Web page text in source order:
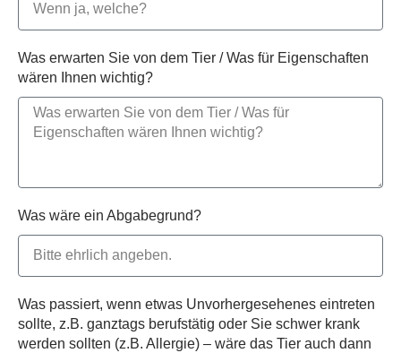
Was erwarten Sie von dem Tier / Was für Eigenschaften
wären Ihnen wichtig?
Was wäre ein Abgabegrund?
Was passiert, wenn etwas Unvorhergesehenes eintreten
sollte, z.B. ganztags berufstätig oder Sie schwer krank
werden sollten (z.B. Allergie) – wäre das Tier auch dann